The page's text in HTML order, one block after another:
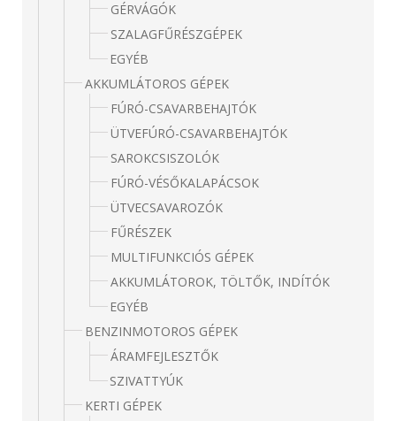
GÉRVÁGÓK
SZALAGFŰRÉSZGÉPEK
EGYÉB
AKKUMLÁTOROS GÉPEK
FÚRÓ-CSAVARBEHAJTÓK
ÜTVEFÚRÓ-CSAVARBEHAJTÓK
SAROKCSISZOLÓK
FÚRÓ-VÉSŐKALAPÁCSOK
ÜTVECSAVAROZÓK
FŰRÉSZEK
MULTIFUNKCIÓS GÉPEK
AKKUMLÁTOROK, TÖLTŐK, INDÍTÓK
EGYÉB
BENZINMOTOROS GÉPEK
ÁRAMFEJLESZTŐK
SZIVATTYÚK
KERTI GÉPEK